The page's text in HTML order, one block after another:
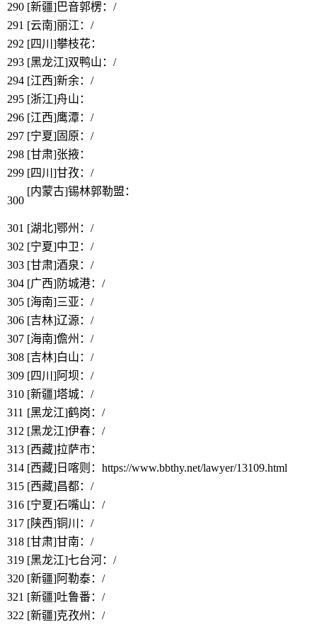
290 [新疆]巴音郭楞：/
291 [云南]丽江：/
292 [四川]攀枝花：
293 [黑龙江]双鸭山：/
294 [江西]新余：/
295 [浙江]舟山：
296 [江西]鹰潭：/
297 [宁夏]固原：/
298 [甘肃]张掖：
299 [四川]甘孜：/
300
[内蒙古]锡林郭勒盟：
301 [湖北]鄂州：/
302 [宁夏]中卫 ：/
303 [甘肃]酒泉 ：/
304 [广西]防城港：/
305 [海南]三亚 ：/
306 [吉林]辽源 ：/
307 [海南]儋州 ：/
308 [吉林]白山 ：/
309 [四川]阿坝 ：/
310 [新疆]塔城：/
311 [黑龙江]鹤岗 ：/
312 [黑龙江]伊春：/
313 [西藏]拉萨市：
314 [西藏]日喀则：https://www.bbthy.net/lawyer/13109.html
315 [西藏]昌都：/
316 [宁夏]石嘴山 ：/
317 [陕西]铜川 ：/
318 [甘肃]甘南 ：/
319 [黑龙江]七台河 ：/
320 [新疆]阿勒泰：/
321 [新疆]吐鲁番：/
322 [新疆]克孜州 ：/